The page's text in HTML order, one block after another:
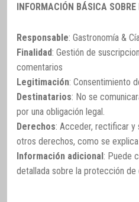
INFORMACIÓN BÁSICA
Responsable: Gastronomía &
Finalidad: Gestión de
comentarios
Legitimación: Consentimiento
Destinatarios: No se
por una obligación legal.
Derechos: Acceder, rectificar y
otros derechos, como se
Información adicional: Puede
detallada sobre la protección de